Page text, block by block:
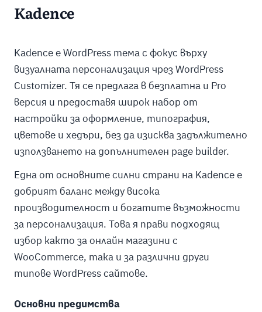
Kadence
Kadence е WordPress тема с фокус върху
визуалната персонализация чрез WordPress
Customizer. Тя се предлага в безплатна и Pro
версия и предоставя широк набор от
настройки за оформление, типография,
цветове и хедъри, без да изисква задължително
използването на допълнителен page builder.
Една от основните силни страни на Kadence е
добрият баланс между висока
производителност и богатите възможности
за персонализация. Това я прави подходящ
избор както за онлайн магазини с
WooCommerce, така и за различни други
типове WordPress сайтове.
Основни предимства